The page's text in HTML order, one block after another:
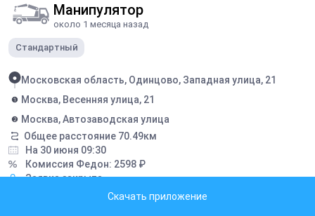
Манипулятор
около 1 месяца назад
Стандартный
Московская область, Одинцово, Западная улица, 21
Москва, Весенняя улица, 21
Москва, Автозаводская улица
Общее расстояние 70.49км
На 30 июня 09:30
Комиссия Федон: 2598 ₽
Заявка закрыта
Скачать приложение